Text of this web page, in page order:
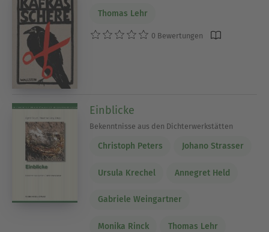
Thomas Lehr
0 Bewertungen
Einblicke
Bekenntnisse aus den Dichterwerkstätten
Christoph Peters Johano Strasser
Ursula Krechel Annegret Held
Gabriele Weingartner
Monika Rinck Thomas Lehr